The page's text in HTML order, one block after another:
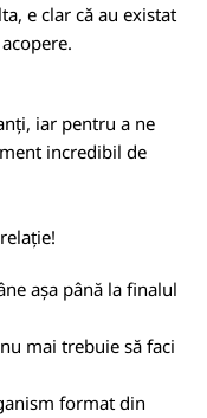
e clar că au existat
iar pentru a ne
incredibil de
așa până la finalul
mai trebuie să faci
format din